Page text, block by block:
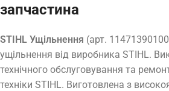
запчастина
STIHL Ущільнення (арт.
ущільнення від виробника STIHL.
технічного обслуговування та
техніки STIHL. Виготовлена з